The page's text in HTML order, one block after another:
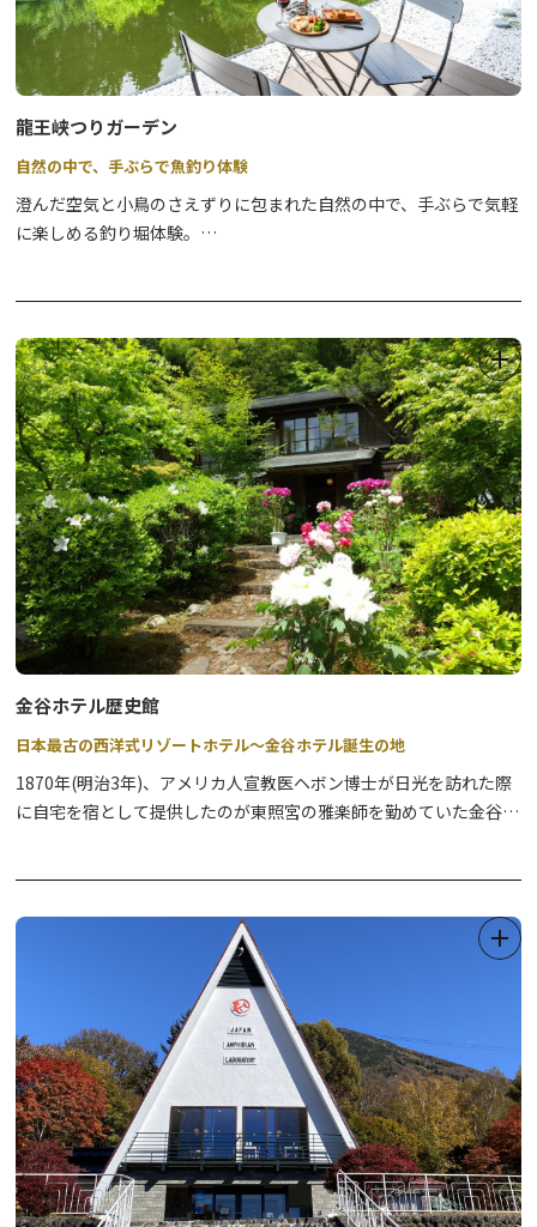
龍王峡つりガーデン
自然の中で、手ぶらで魚釣り体験
澄んだ空気と小鳥のさえずりに包まれた自然の中で、手ぶらで気軽
に楽しめる釣り堀体験。
また施設内の水辺のカフェ・レストランRYU TABLEでは、モーニ
ングやランチがご利用いただけます。
金谷ホテル歴史館
日本最古の西洋式リゾートホテル～金谷ホテル誕生の地
1870年(明治3年)、アメリカ人宣教医ヘボン博士が日光を訪れた際
に自宅を宿として提供したのが東照宮の雅楽師を勤めていた金谷善
この言葉を受けて善一郎は民宿創業を決意し、四軒町（現在の本
町）の自宅を改造して、1873年（明治6年）に「金谷カテッジイ
これが金谷ホテルの始まりです。
金谷ホテル設立までの20年間、純日本風の建物の中で英国人旅行
家イザベラ・バードなど著名人を含む多くの外国人客をもてなしま
した。
江戸時代には武家屋敷であったことから通称「金谷侍屋敷」と呼ば
れた建物は、宿泊施設としての役割を終えてからも120年以上同じ
場所に大切に保存されてきました。